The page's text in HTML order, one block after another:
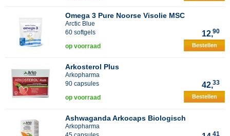
Omega 3 Pure Noorse Visolie MSC
Arctic Blue
60 softgels
12,90
op voorraad Bestellen
Arkosterol Plus
Arkopharma
90 capsules
42,33
op voorraad Bestellen
Ashwaganda Arkocaps Biologisch
Arkopharma
41